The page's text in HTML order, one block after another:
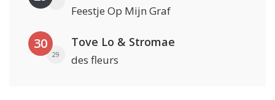
Feestje Op Mijn Graf
30
29
Tove Lo & Stromae
des fleurs